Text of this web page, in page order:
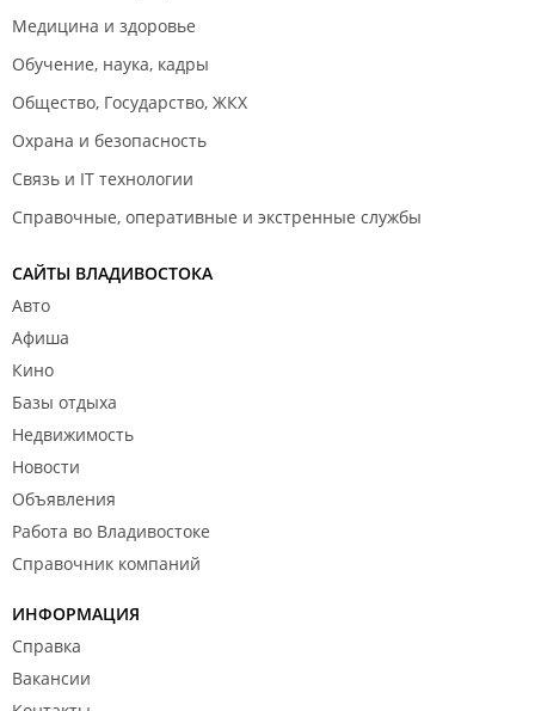
Медицина и здоровье
Обучение, наука, кадры
Общество, Государство, ЖКХ
Охрана и безопасность
Связь и IT технологии
Справочные, оперативные и экстренные службы
САЙТЫ ВЛАДИВОСТОКА
Авто
Афиша
Кино
Базы отдыха
Недвижимость
Новости
Объявления
Работа во Владивостоке
Справочник компаний
ИНФОРМАЦИЯ
Справка
Вакансии